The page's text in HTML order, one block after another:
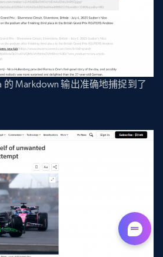
的 Markdown 输出准确地捕捉到了